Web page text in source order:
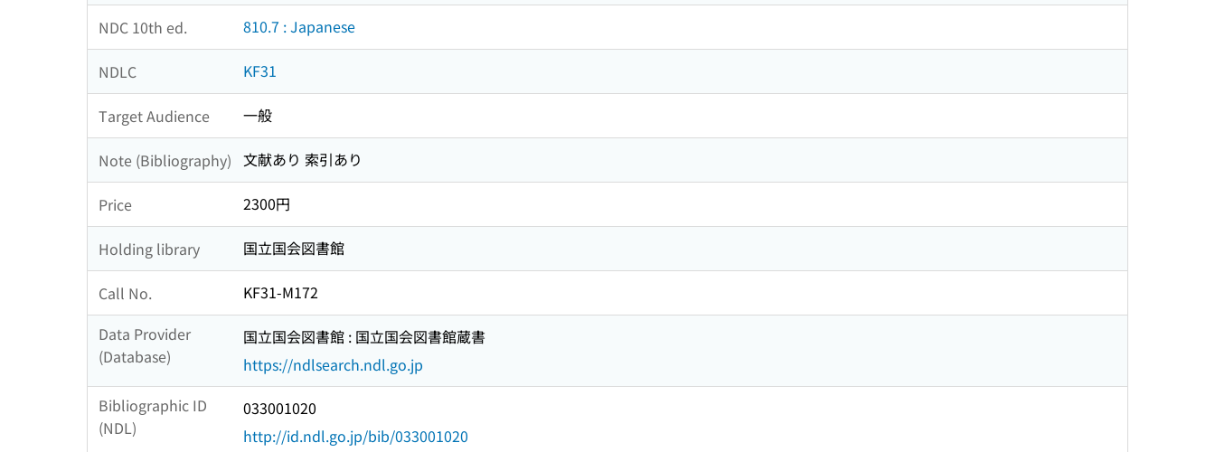
NDC 10th ed. 810.7 : Japanese
NDLC KF31
Target Audience 一般
Note (Bibliography) 文献あり 索引あり
Price 2300円
Holding library 国立国会図書館
Call No.
KF31-M172
Data Provider
(Database)
国立国会図書館 : 国立国会図書館蔵書
https://ndlsearch.ndl.go.jp
Bibliographic ID
(NDL)
033001020
http://id.ndl.go.jp/bib/033001020